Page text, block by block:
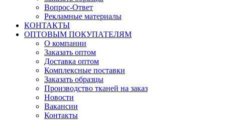
Вопрос-Ответ
Рекламные материалы
КОНТАКТЫ
ОПТОВЫМ ПОКУПАТЕЛЯМ
О компании
Заказать оптом
Доставка оптом
Комплексные поставки
Заказать образцы
Производство тканей на заказ
Новости
Вакансии
Контакты